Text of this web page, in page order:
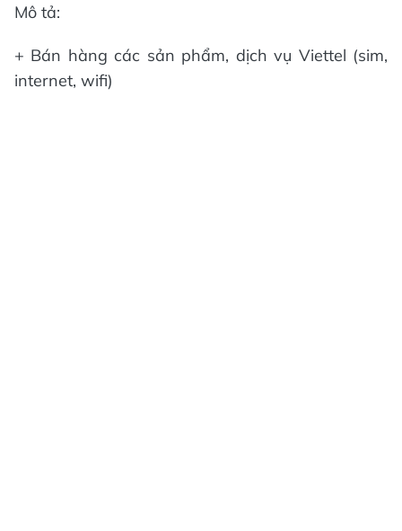
Mô tả:
+ Bán hàng các sản phẩm, dịch vụ Viettel (sim,
internet, wifi)